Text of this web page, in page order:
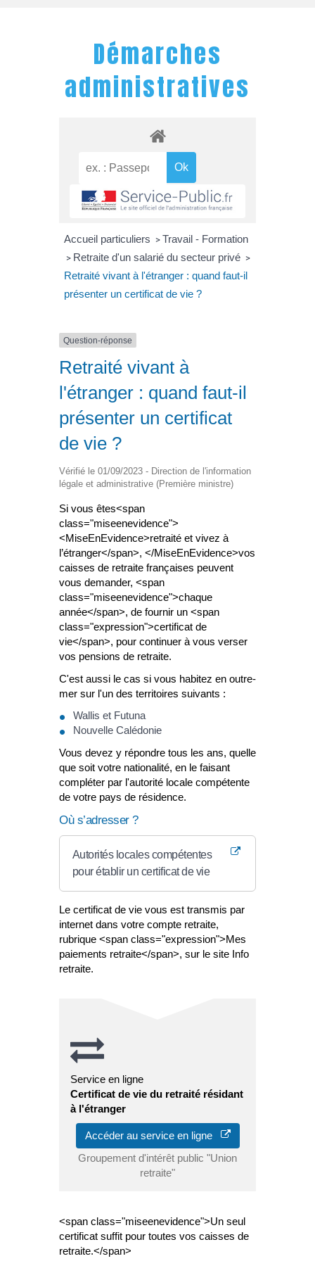
Démarches
administratives
Accueil particuliers > Travail - Formation
> Retraite d'un salarié du secteur privé >
Retraité vivant à l'étranger : quand faut-il
présenter un certificat de vie ?
Question-réponse
Retraité vivant à
l'étranger : quand faut-il
présenter un certificat
de vie ?
Vérifié le 01/09/2023 - Direction de l'information
légale et administrative (Première ministre)
Si vous êtes<span
class="miseenevidence">
<MiseEnEvidence>retraité et vivez à
l’étranger</span>, </MiseEnEvidence>vos
caisses de retraite françaises peuvent
vous demander, <span
class="miseenevidence">chaque
année</span>, de fournir un <span
class="expression">certificat de
vie</span>, pour continuer à vous verser
vos pensions de retraite.
C'est aussi le cas si vous habitez en outre-
mer sur l'un des territoires suivants :
Wallis et Futuna
Nouvelle Calédonie
Vous devez y répondre tous les ans, quelle
que soit votre nationalité, en le faisant
compléter par l'autorité locale compétente
de votre pays de résidence.
Où s’adresser ?
Autorités locales compétentes
pour établir un certificat de vie
Le certificat de vie vous est transmis par
internet dans votre compte retraite,
rubrique <span class="expression">Mes
paiements retraite</span>, sur le site Info
retraite.
Service en ligne
Certificat de vie du retraité résidant
à l'étranger
Accéder au service en ligne
Groupement d'intérêt public "Union
retraite"
<span class="miseenevidence">Un seul
certificat suffit pour toutes vos caisses de
retraite.</span>